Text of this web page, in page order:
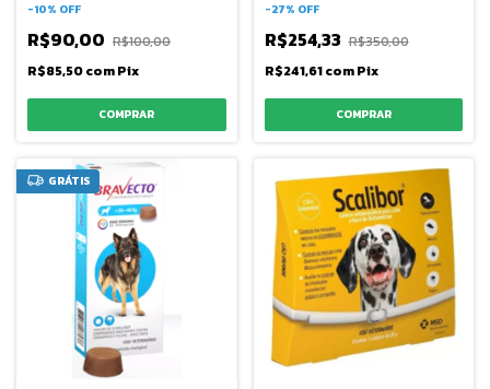
-10% OFF
R$90,00 R$100,00
R$85,50comPix
-27% OFF
R$254,33 R$350,00
R$241,61comPix
GRÁTIS